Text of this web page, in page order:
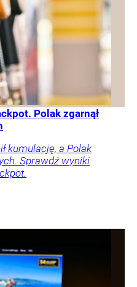
Polak zgarnął
kumulację, a Polak
Sprawdź wyniki